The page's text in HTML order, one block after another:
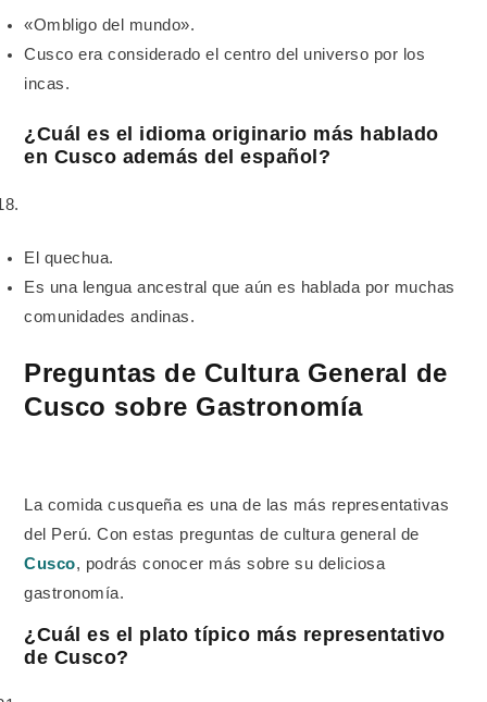
«Ombligo del mundo».
Cusco era considerado el centro del universo por los
incas.
¿Cuál es el idioma originario más hablado
en Cusco además del español?
El quechua.
Es una lengua ancestral que aún es hablada por muchas
comunidades andinas.
Preguntas de Cultura General de
Cusco sobre Gastronomía
La comida cusqueña es una de las más representativas
del Perú. Con estas preguntas de cultura general de
Cusco, podrás conocer más sobre su deliciosa
gastronomía.
¿Cuál es el plato típico más representativo
de Cusco?